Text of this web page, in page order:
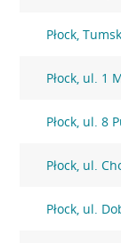
Płock,
Płock, ul. 1
Płock, ul. 8
Płock, ul.
Płock, ul.